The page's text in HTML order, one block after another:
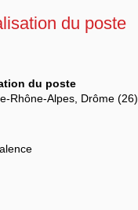
du poste
du poste
Rhône-Alpes, Drôme (26)